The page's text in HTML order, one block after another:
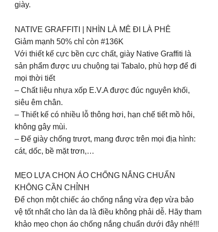
giày.
NATIVE GRAFFITI | NHÌN LÀ MÊ ĐI LÀ PHÊ
Giảm mạnh 50% chỉ còn #136K
Với thiết kế cực bền cực chất, giày Native Graffiti là
sản phẩm được ưu chuộng tại Tabalo, phù hợp để đi
mọi thời tiết
– Chất liệu nhựa xốp E.V.A được đúc nguyên khối,
siêu êm chân.
– Thiết kế có nhiều lỗ thông hơi, hạn chế tiết mồ hôi,
không gây mùi.
– Đế giày chống trượt, mang được trên mọi địa hình:
cát, dốc, bề mặt trơn,…
MẸO LỰA CHỌN ÁO CHỐNG NẮNG CHUẨN
KHÔNG CẦN CHỈNH
Để chọn một chiếc áo chống nắng vừa đẹp vừa bảo
vệ tốt nhất cho làn da là điều không phải dễ. Hãy tham
khảo mẹo chọn áo chống nắng chuẩn dưới đây nhé!!!